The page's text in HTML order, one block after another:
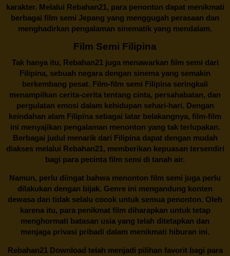
karakter. Melalui Rebahan21, para penonton dapat menikmati
berbagai film semi Jepang yang menggugah perasaan dan
menghadirkan pengalaman sinematik yang mendalam.
Film Semi Filipina
Tak hanya itu, Rebahan21juga menawarkan film semi dari
Filipina, sebuah negara dengan sinema yang semakin
berkembang pesat. Film-film semi Filipina seringkali
menampilkan cerita-cerita tentang cinta, persahabatan, dan
pergulatan emosi dalam kehidupan sehari-hari. Dengan
keindahan alam Filipina sebagai latar belakangnya, film-film
ini menyajikan pengalaman menonton yang tak terlupakan.
Berbagai judul menarik dari Filipina dapat dengan mudah
diakses melalui Rebahan21, memberikan kepuasan tersendiri
bagi para pecinta film semi di tanah air.
Namun, perlu diingat bahwa menonton film semi juga perlu
dilakukan dengan bijak. Genre ini mengandung konten
dewasa dan tidak selalu cocok untuk semua penonton. Oleh
karena itu, para penikmat film diharapkan untuk tetap
menghormati batasan usia yang telah ditetapkan dan
menjaga privasi pribadi dalam menikmati hiburan ini.
Rebahan21Download telah menjadi pilihan favorit bagi para